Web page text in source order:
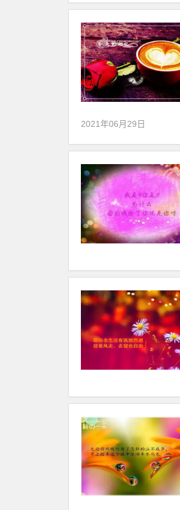
2021年06月29日